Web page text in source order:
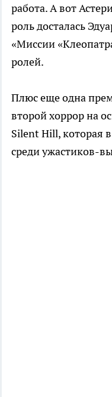
работа. А вот
роль досталась
«Миссии
ролей.
Плюс еще одна
второй хоррор на
Silent Hill, которая
среди ужастиков-